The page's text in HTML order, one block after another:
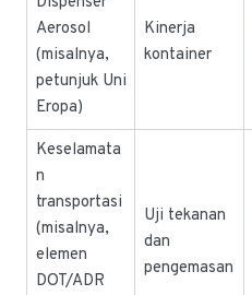
Aerosol
(misalnya,
petunjuk Uni
Eropa)
Kinerja
kontainer
Keselamata
n
transportasi
(misalnya,
elemen
DOT/ADR
Uji tekanan
dan
pengemasan